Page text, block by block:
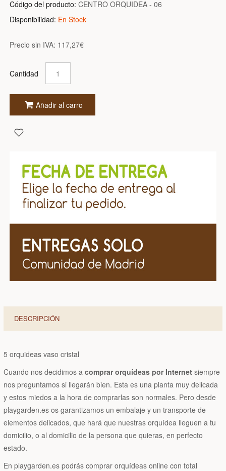
Código del producto: CENTRO ORQUIDEA - 06
Disponibilidad: En Stock
Precio sin IVA: 117,27€
Cantidad
Añadir al carro
DESCRIPCIÓN
5 orquideas vaso cristal
Cuando nos decidimos a comprar orquídeas por Internet siempre
nos preguntamos si llegarán bien. Esta es una planta muy delicada
y estos miedos a la hora de comprarlas son normales. Pero desde
playgarden.es os garantizamos un embalaje y un transporte de
elementos delicados, que hará que nuestras orquídea lleguen a tu
domicilio, o al domicilio de la persona que quieras, en perfecto
estado.
En playgarden.es podrás comprar orquídeas online con total